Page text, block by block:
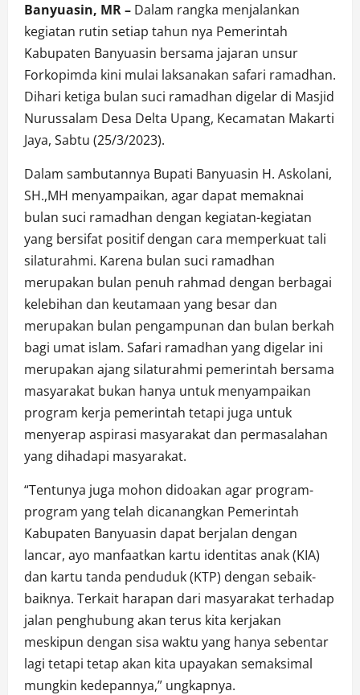
Banyuasin, MR – Dalam rangka menjalankan
kegiatan rutin setiap tahun nya Pemerintah
Kabupaten Banyuasin bersama jajaran unsur
Forkopimda kini mulai laksanakan safari ramadhan.
Dihari ketiga bulan suci ramadhan digelar di Masjid
Nurussalam Desa Delta Upang, Kecamatan Makarti
Jaya, Sabtu (25/3/2023).
Dalam sambutannya Bupati Banyuasin H. Askolani,
SH.,MH menyampaikan, agar dapat memaknai
bulan suci ramadhan dengan kegiatan-kegiatan
yang bersifat positif dengan cara memperkuat tali
silaturahmi. Karena bulan suci ramadhan
merupakan bulan penuh rahmad dengan berbagai
kelebihan dan keutamaan yang besar dan
merupakan bulan pengampunan dan bulan berkah
bagi umat islam. Safari ramadhan yang digelar ini
merupakan ajang silaturahmi pemerintah bersama
masyarakat bukan hanya untuk menyampaikan
program kerja pemerintah tetapi juga untuk
menyerap aspirasi masyarakat dan permasalahan
yang dihadapi masyarakat.
“Tentunya juga mohon didoakan agar program-
program yang telah dicanangkan Pemerintah
Kabupaten Banyuasin dapat berjalan dengan
lancar, ayo manfaatkan kartu identitas anak (KIA)
dan kartu tanda penduduk (KTP) dengan sebaik-
baiknya. Terkait harapan dari masyarakat terhadap
jalan penghubung akan terus kita kerjakan
meskipun dengan sisa waktu yang hanya sebentar
lagi tetapi tetap akan kita upayakan semaksimal
mungkin kedepannya,” ungkapnya.